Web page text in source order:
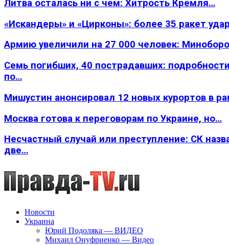
Литва осталась ни с чем: Хитрость Кремля…
«Искандеры» и «Цирконы»: более 35 ракет
Армию увеличили на 27 000 человек:
Семь погибших, 40 пострадавших:
по…
Мишустин анонсировал 12 новых курортов в
Москва готова к переговорам по Украине, но…
Несчастный случай или преступление: СК
две…
Новости
Украина
Юрий Подоляка — ВИДЕО
Михаил Онуфриенко — Видео